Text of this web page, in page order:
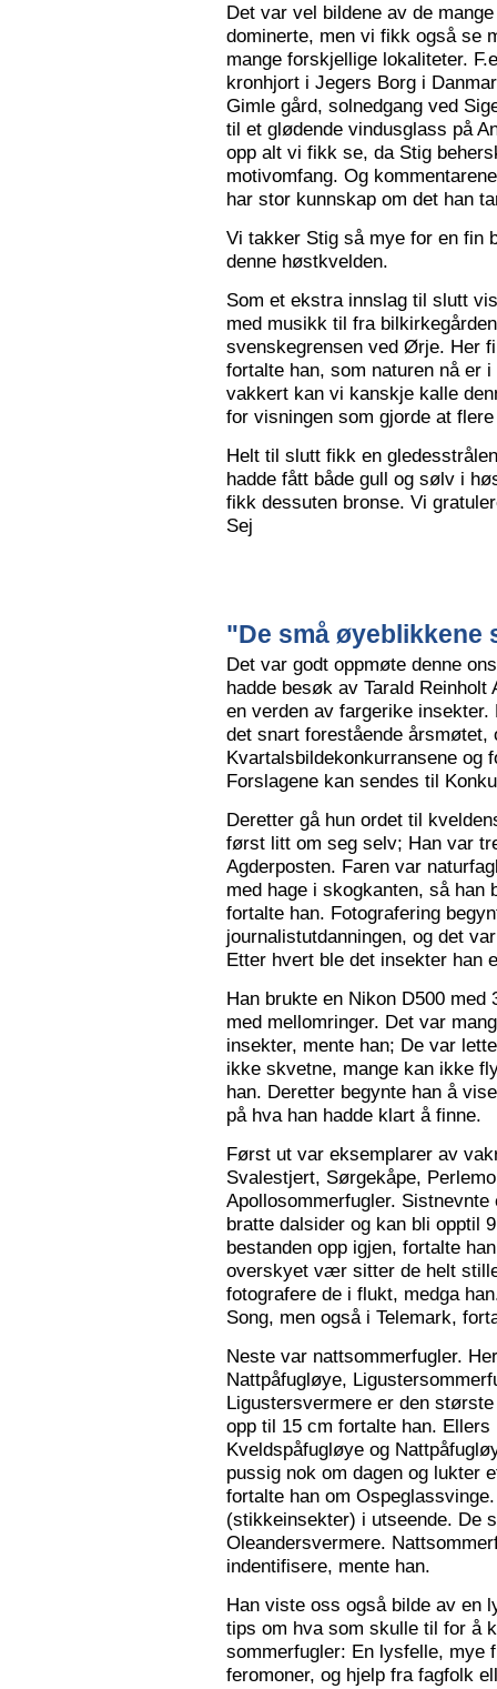
Det var vel bildene av de
dominerte, men vi fikk også se
mange forskjellige lokaliteter.
kronhjort i Jegers Borg i
Gimle gård, solnedgang ved
til et glødende vindusglass på
opp alt vi fikk se, da Stig
motivomfang. Og
har stor kunnskap om det han
Vi takker Stig så mye for en fin
denne høstkvelden.
Som et ekstra innslag til slutt
med musikk til fra
svenskegrensen ved Ørje. Her
fortalte han, som naturen nå er
vakkert kan vi kanskje kalle
for visningen som gjorde at
Helt til slutt fikk en
hadde fått både gull og sølv i
fikk dessuten bronse. Vi
Sej
"De små øyeblikkene
Det var godt oppmøte denne
hadde besøk av Tarald
en verden av fargerike
det snart forestående
Kvartalsbildekonkurransene og
Forslagene kan sendes til
Deretter gå hun ordet til
først litt om seg selv; Han var
Agderposten. Faren var
med hage i skogkanten, så han
fortalte han. Fotografering
journalistutdanningen, og det
Etter hvert ble det insekter han
Han brukte en Nikon D500
med mellomringer. Det var
insekter, mente han; De var
ikke skvetne, mange kan ikke
han. Deretter begynte han å
på hva han hadde klart å finne.
Først ut var eksemplarer av
Svalestjert, Sørgekåpe,
Apollosommerfugler.
bratte dalsider og kan bli opptil
bestanden opp igjen, fortalte
overskyet vær sitter de helt
fotografere de i flukt, medga
Song, men også i Telemark,
Neste var nattsommerfugler.
Nattpåfugløye,
Ligustersvermere er den
opp til 15 cm fortalte han.
Kveldspåfugløye og
pussig nok om dagen og lukter
fortalte han om
(stikkeinsekter) i utseende. De
Oleandersvermere.
indentifisere, mente han.
Han viste oss også bilde av en
tips om hva som skulle til for å
sommerfugler: En lysfelle, mye
feromoner, og hjelp fra fagfolk